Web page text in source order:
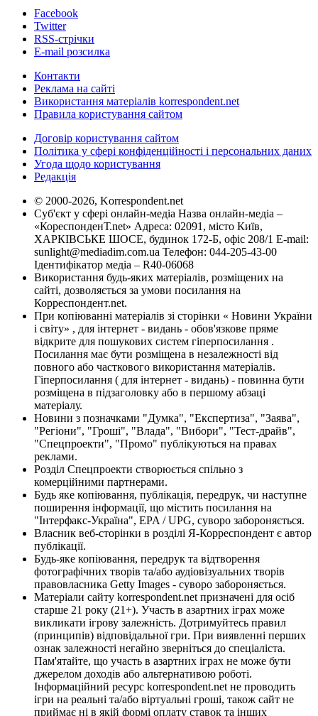
Facebook
Twitter
RSS-стрічки
E-mail розсилка
Контакти
Реклама на сайті
Використання матеріалів korrespondent.net
Правила користування сайтом
Договір користування сайтом
Політика у сфері конфіденційності і персональних даних
Угода щодо користування
Редакція
© 2000-2026, Korrespondent.net
Суб'єкт у сфері онлайн-медіа Назва онлайн-медіа –
«КореспонденТ.net» Адреса: 02091, місто Київ,
ХАРКІВСЬКЕ ШОСЕ, будинок 172-Б, офіс 208/1 E-mail:
sunlight@mediadim.com.ua Телефон: 044-205-43-00
Ідентифікатор медіа – R40-06068
Використання будь-яких матеріалів, розміщених на
сайті, дозволяється за умови посилання на
Корреспондент.net.
При копіюванні матеріалів зі сторінки « Новини України
і світу» , для інтернет - видань - обов'язкове пряме
відкрите для пошукових систем гіперпосилання .
Посилання має бути розміщена в незалежності від
повного або часткового використання матеріалів.
Гіперпосилання ( для інтернет - видань) - повинна бути
розміщена в підзаголовку або в першому абзаці
матеріалу.
Новини з позначками "Думка", "Експертиза", "Заява",
"Регіони", "Гроші", "Влада", "Вибори", "Тест-драйв",
"Спецпроекти", "Промо" публікуються на правах
реклами.
Розділ Спецпроекти створюється спільно з
комерційними партнерами.
Будь яке копіювання, публікація, передрук, чи наступне
поширення інформації, що містить посилання на
"Інтерфакс-Україна", EPA / UPG, суворо забороняється.
Власник веб-сторінки в розділі Я-Корреспондент є автор
публікації.
Будь-яке копіювання, передрук та відтворення
фотографічних творів та/або аудіовізуальних творів
правовласника Getty Images - суворо забороняється.
Матеріали сайту korrespondent.net призначені для осіб
старше 21 року (21+). Участь в азартних іграх може
викликати ігрову залежність. Дотримуйтесь правил
(принципів) відповідальної гри. При виявленні перших
ознак залежності негайно зверніться до спеціаліста.
Пам'ятайте, що участь в азартних іграх не може бути
джерелом доходів або альтернативою роботі.
Інформаційний ресурс korrespondent.net не проводить
ігри на реальні та/або віртуальні гроші, також сайт не
приймає ні в якій формі оплату ставок та інших